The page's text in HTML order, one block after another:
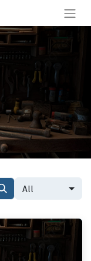
All